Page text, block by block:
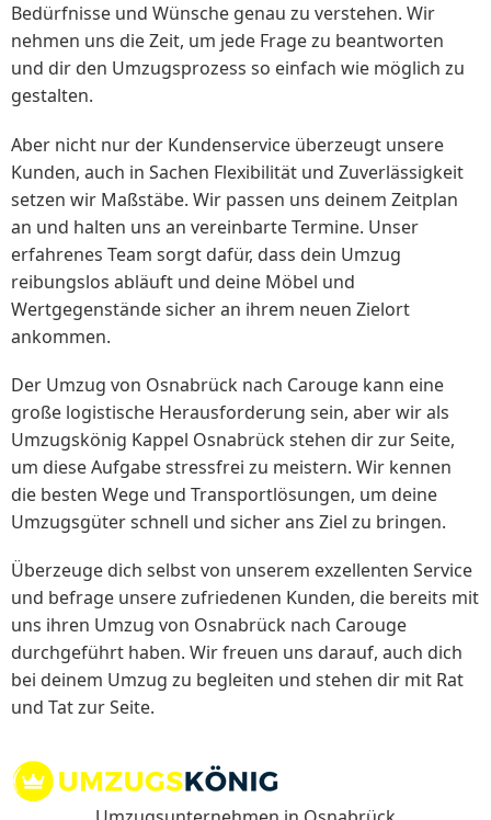
Bedürfnisse und Wünsche genau zu verstehen. Wir
nehmen uns die Zeit, um jede Frage zu beantworten
und dir den Umzugsprozess so einfach wie möglich zu
gestalten.
Aber nicht nur der Kundenservice überzeugt unsere
Kunden, auch in Sachen Flexibilität und Zuverlässigkeit
setzen wir Maßstäbe. Wir passen uns deinem Zeitplan
an und halten uns an vereinbarte Termine. Unser
erfahrenes Team sorgt dafür, dass dein Umzug
reibungslos abläuft und deine Möbel und
Wertgegenstände sicher an ihrem neuen Zielort
ankommen.
Der Umzug von Osnabrück nach Carouge kann eine
große logistische Herausforderung sein, aber wir als
Umzugskönig Kappel Osnabrück stehen dir zur Seite,
um diese Aufgabe stressfrei zu meistern. Wir kennen
die besten Wege und Transportlösungen, um deine
Umzugsgüter schnell und sicher ans Ziel zu bringen.
Überzeuge dich selbst von unserem exzellenten Service
und befrage unsere zufriedenen Kunden, die bereits mit
uns ihren Umzug von Osnabrück nach Carouge
durchgeführt haben. Wir freuen uns darauf, auch dich
bei deinem Umzug zu begleiten und stehen dir mit Rat
und Tat zur Seite.